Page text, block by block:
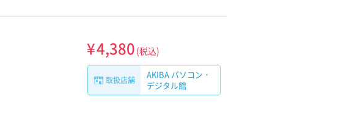
¥4,380 (税込)
取扱店舗
AKIBA パソコン・
デジタル館